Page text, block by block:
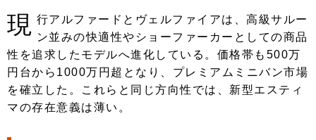
現 行アルファードとヴェルファイアは、高級サルー
ン並みの快適性やショーファーカーとしての商品
性を追求したモデルへ進化している。価格帯も500万
円台から1000万円超となり、プレミアムミニバン市場
を確立した。これらと同じ方向性では、新型エスティ
マの存在意義は薄い。